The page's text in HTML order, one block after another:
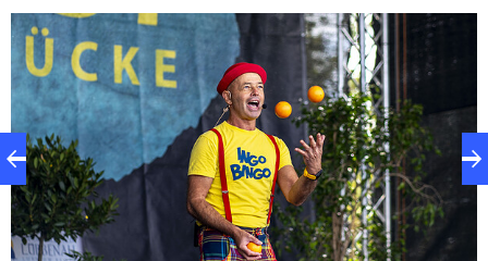
Die Veranstalter – Stadt Lübbenau/Spreewald, WIS
und GWG – hatten sich 2024 entschlossen, das Fest
fortan am Energieweg (zwischen Lokschuppen und
Rotem Platz) stattfinden zu lassen.
Die Wahl des neuen Ortes rückt das Fest näher an
die Großbaustellen entlang der Gleisanlagen. Beim
Lindenfest wird es auch Informationen über den
Baufortschritt und zu anderen Themen der
Stadtentwicklung geben.